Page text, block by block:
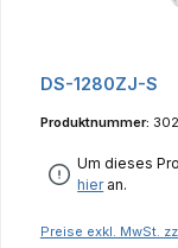
DS-1280ZJ-S
Produktnummer:
Um dieses
hieran.
Preise exkl. MwSt.